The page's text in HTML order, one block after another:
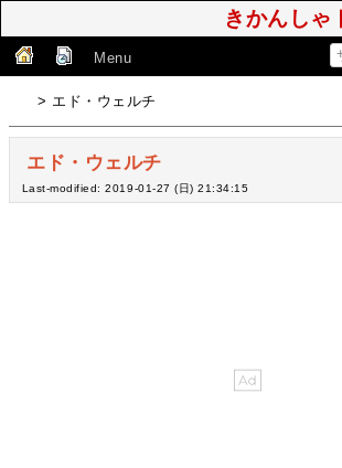
きかんしゃ
Menu
> エド・ウェルチ
エド・ウェルチ
Last-modified: 2019-01-27 (日) 21:34:15